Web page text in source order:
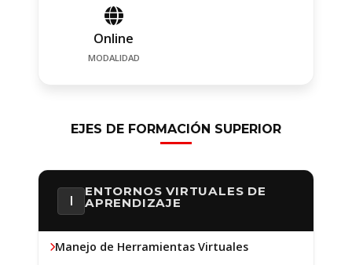
Online
MODALIDAD
EJES DE FORMACIÓN SUPERIOR
I
ENTORNOS VIRTUALES DE
APRENDIZAJE
Manejo de Herramientas Virtuales